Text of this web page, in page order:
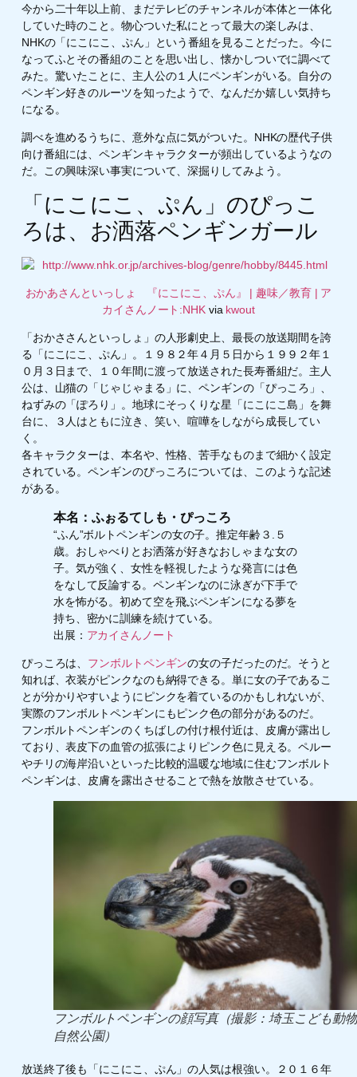
今から二十年以上前、まだテレビのチャンネルが本体と一体化
していた時のこと。物心ついた私にとって最大の楽しみは、
NHKの「にこにこ、ぷん」という番組を見ることだった。今に
なってふとその番組のことを思い出し、懐かしついでに調べて
みた。驚いたことに、主人公の１人にペンギンがいる。自分の
ペンギン好きのルーツを知ったようで、なんだか嬉しい気持ち
になる。
調べを進めるうちに、意外な点に気がついた。NHKの歴代子供
向け番組には、ペンギンキャラクターが頻出しているようなの
だ。この興味深い事実について、深掘りしてみよう。
「にこにこ、ぷん」のぴっこ
ろは、お洒落ペンギンガール
おかあさんといっしょ 『にこにこ、ぷん』 | 趣味／教育 | ア
カイさんノート:NHKvia kwout
「おかささんといっしょ」の人形劇史上、最長の放送期間を誇
る「にこにこ、ぷん」。１９８２年４月５日から１９９２年１
０月３日まで、１０年間に渡って放送された長寿番組だ。主人
公は、山猫の「じゃじゃまる」に、ペンギンの「ぴっころ」、
ねずみの「ぽろり」。地球にそっくりな星「にこにこ島」を舞
台に、３人はともに泣き、笑い、喧嘩をしながら成長してい
く。
各キャラクターは、本名や、性格、苦手なものまで細かく設定
されている。ペンギンのぴっころについては、このような記述
がある。
本名：ふぉるてしも・ぴっころ
“ふん”ボルトペンギンの女の子。推定年齢３.５
歳。おしゃべりとお洒落が好きなおしゃまな女の
子。気が強く、女性を軽視したような発言には色
をなして反論する。ペンギンなのに泳ぎが下手で
水を怖がる。初めて空を飛ぶペンギンになる夢を
持ち、密かに訓練を続けている。
出展： アカイさんノート
ぴっころは、 フンボルトペンギンの女の子だったのだ。そうと
知れば、衣装がピンクなのも納得できる。単に女の子であるこ
とが分かりやすいようにピンクを着ているのかもしれないが、
実際のフンボルトペンギンにもピンク色の部分があるのだ。
フンボルトペンギンのくちばしの付け根付近は、皮膚が露出し
ており、表皮下の血管の拡張によりピンク色に見える。ペルー
やチリの海岸沿いといった比較的温暖な地域に住むフンボルト
ペンギンは、皮膚を露出させることで熱を放散させている。
フンボルトペンギンの顔写真（撮影：埼玉こども動物
自然公園）
放送終了後も「にこにこ、ぷん」の人気は根強い。２０１６年